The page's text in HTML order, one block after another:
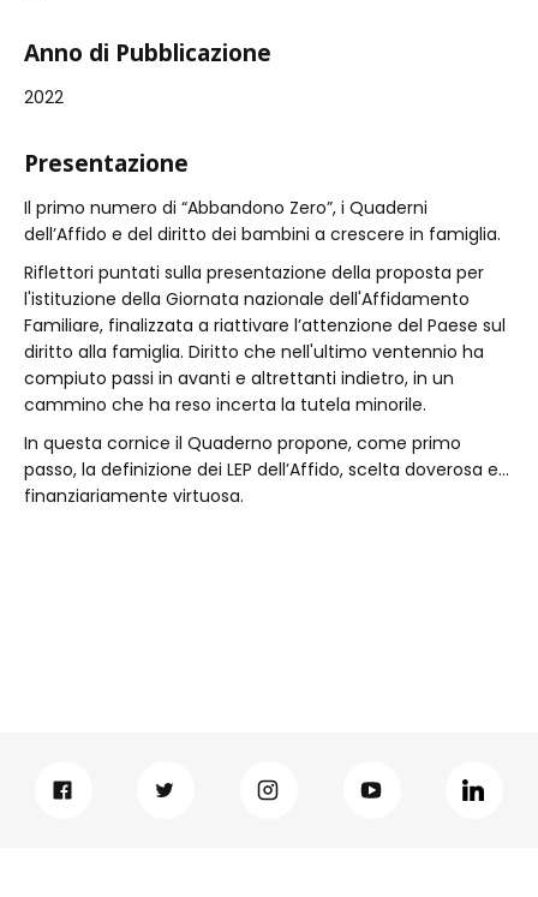
Anno di Pubblicazione
2022
Presentazione
Il primo numero di “Abbandono Zero”, i Quaderni
dell’Affido e del diritto dei bambini a crescere in famiglia.
Riflettori puntati sulla presentazione della proposta per
l'istituzione della Giornata nazionale dell'Affidamento
Familiare, finalizzata a riattivare l’attenzione del Paese sul
diritto alla famiglia. Diritto che nell'ultimo ventennio ha
compiuto passi in avanti e altrettanti indietro, in un
cammino che ha reso incerta la tutela minorile.
In questa cornice il Quaderno propone, come primo
passo, la definizione dei LEP dell’Affido, scelta doverosa e…
finanziariamente virtuosa.